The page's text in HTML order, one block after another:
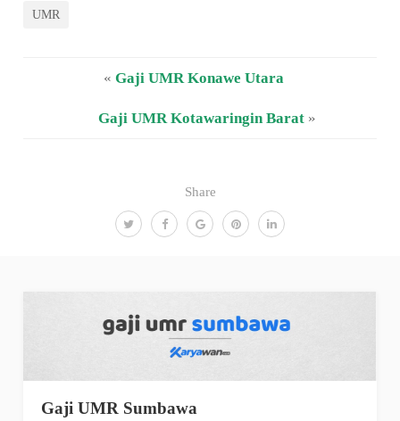
Share
UMR
« Gaji UMR Konawe Utara
Gaji UMR Kotawaringin Barat»
Gaji UMR Sumbawa